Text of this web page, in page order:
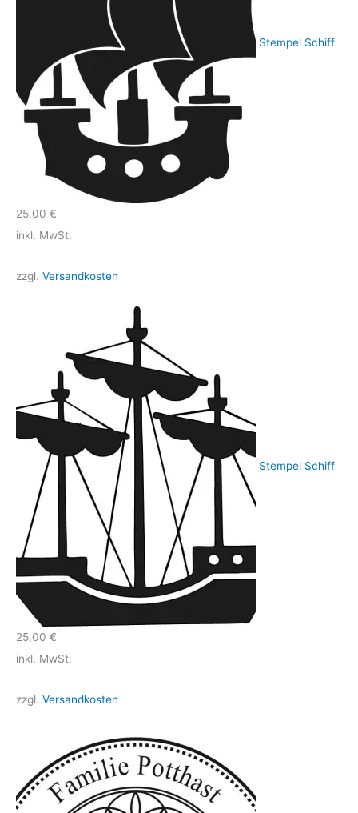
Stempel Schiff
25,00 €
inkl. MwSt.
zzgl. Versandkosten
Stempel Schiff
25,00 €
inkl. MwSt.
zzgl. Versandkosten